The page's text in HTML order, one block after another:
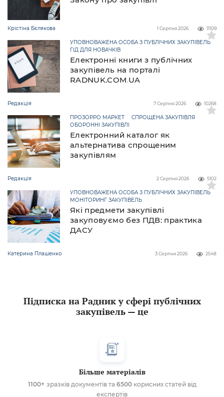
Крістіна Бєлякова 11109
1 Серпня 2026
Електронні книги з публічних
закупівель на порталі
RADNUK.COM.UA
УПОВНОВАЖЕНА ОСОБА З ПУБЛІЧНИХ ЗАКУПІВЕЛЬ
ГІД ДЛЯ НОВАЧКІВ
Редакція 10268
7 Серпня 2026
Електронний каталог як
альтернатива спрощеним
закупівлям
ПРОЗОРРО МАРКЕТ
СПРОЩЕНА ЗАКУПІВЛЯ
ОБОРОННІ ЗАКУПІВЛІ
Редакція 5102
2 Серпня 2026
Які предмети закупівлі
закуповуємо без ПДВ: практика
ДАСУ
УПОВНОВАЖЕНА ОСОБА З ПУБЛІЧНИХ ЗАКУПІВЕЛЬ
МОНІТОРИНГ ЗАКУПІВЕЛЬ
Катерина Плашенко 2548
3 Серпня 2026
Підписка на Радник у сфері публічних
закупівель — це
Більше матеріалів
1100+ зразків документів та 6500корисних статей від
експертів